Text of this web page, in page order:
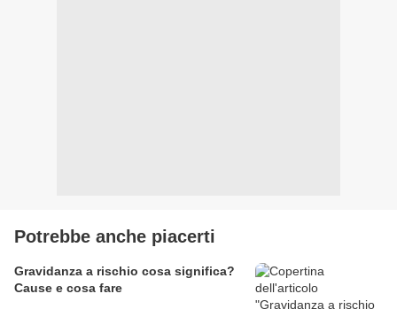
Potrebbe anche piacerti
Gravidanza a rischio cosa significa?
Cause e cosa fare